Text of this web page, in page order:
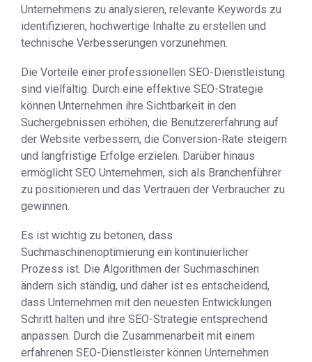
Unternehmens zu analysieren, relevante Keywords zu
identifizieren, hochwertige Inhalte zu erstellen und
technische Verbesserungen vorzunehmen.
Die Vorteile einer professionellen SEO-Dienstleistung
sind vielfältig. Durch eine effektive SEO-Strategie
können Unternehmen ihre Sichtbarkeit in den
Suchergebnissen erhöhen, die Benutzererfahrung auf
der Website verbessern, die Conversion-Rate steigern
und langfristige Erfolge erzielen. Darüber hinaus
ermöglicht SEO Unternehmen, sich als Branchenführer
zu positionieren und das Vertrauen der Verbraucher zu
gewinnen.
Es ist wichtig zu betonen, dass
Suchmaschinenoptimierung ein kontinuierlicher
Prozess ist. Die Algorithmen der Suchmaschinen
ändern sich ständig, und daher ist es entscheidend,
dass Unternehmen mit den neuesten Entwicklungen
Schritt halten und ihre SEO-Strategie entsprechend
anpassen. Durch die Zusammenarbeit mit einem
erfahrenen SEO-Dienstleister können Unternehmen